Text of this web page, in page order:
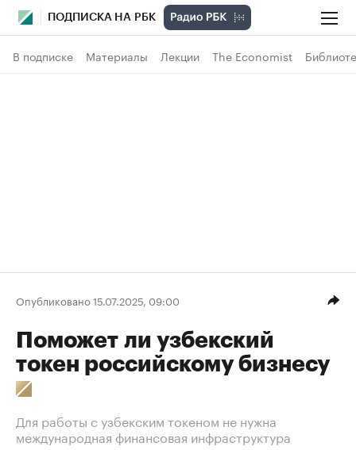
ПОДПИСКА НА РБК
В подписке Материалы Лекции The Economist
Опубликовано 15.07.2025, 09:00
Поможет ли узбекский
токен российскому бизнесу
Для работы с узбекским токеном не нужна
международная финансовая инфраструктура